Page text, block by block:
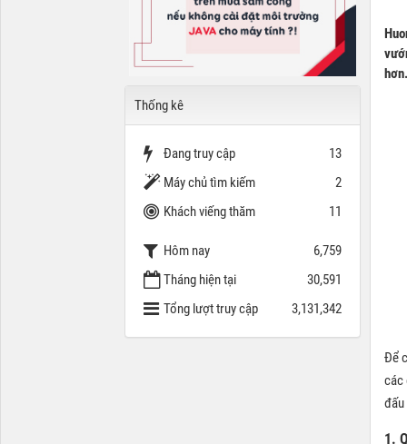
hơn.
Để
các
đấu
1.
Thống kê
Đang truy cập
13
Máy chủ tìm kiếm
2
Khách viếng thăm
11
Hôm nay
6,759
Tháng hiện tại
30,591
Tổng lượt truy cập
3,131,342